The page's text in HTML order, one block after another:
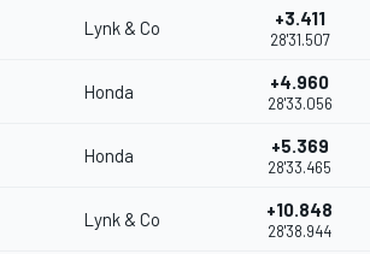
Lynk & Co +3.411
28'31.507
Honda +4.960
28'33.056
Honda +5.369
28'33.465
Lynk & Co +10.848
28'38.944